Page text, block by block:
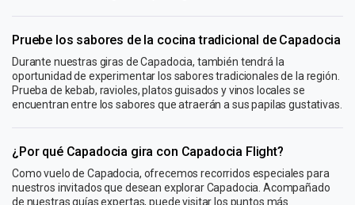
Pruebe los sabores de la cocina tradicional de Capadocia
Durante nuestras giras de Capadocia, también tendrá la
oportunidad de experimentar los sabores tradicionales de la región.
Prueba de kebab, ravioles, platos guisados ​​y vinos locales se
encuentran entre los sabores que atraerán a sus papilas gustativas.
¿Por qué Capadocia gira con Capadocia Flight?
Como vuelo de Capadocia, ofrecemos recorridos especiales para
nuestros invitados que desean explorar Capadocia. Acompañado
de nuestras guías expertas, puede visitar los puntos más